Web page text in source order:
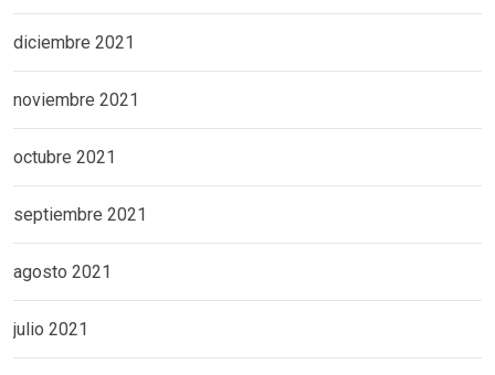
diciembre 2021
noviembre 2021
octubre 2021
septiembre 2021
agosto 2021
julio 2021